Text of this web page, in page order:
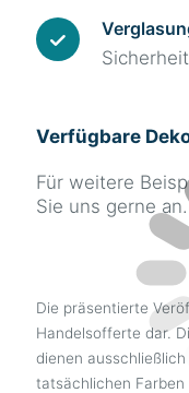
Verfügbare
Für weitere
Sie uns gerne an.
Die präsentierte
Handelsofferte dar.
dienen
tatsächlichen